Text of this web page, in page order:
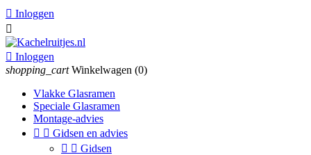
 Inloggen

 Inloggen
shopping_cart Winkelwagen (0)
Vlakke Glasramen
Speciale Glasramen
Montage-advies
  Gidsen en advies
  Gidsen